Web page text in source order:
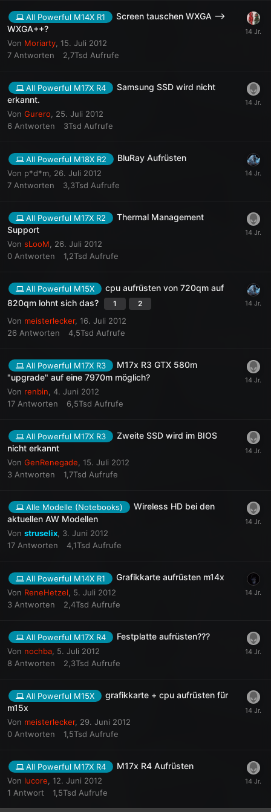
All Powerful M14X R1
Screen tauschen WXGA -->
WXGA++?
Von Moriarty 15. Juli 2012
7 Antworten 2,7Tsd Aufrufe
All Powerful M17X R4
Samsung SSD wird nicht
erkannt.
Von Gurero, 25. Juli 2012
6 Antworten 3Tsd Aufrufe
All Powerful M18X R2 BluRay Aufrüsten
Von p*d*m 26. Juli 2012
7 Antworten 3,3Tsd Aufrufe
All Powerful M17X R2
Thermal Management
Support
Von sLooM
26. Juli 2012
0 Antworten 1,2Tsd Aufrufe
All Powerful M15X
cpu aufrüsten von 720qm auf
820qm lohnt sich das?
1 2
Von meisterlecker, 16. Juli 2012
26 Antworten 4,5Tsd Aufrufe
All Powerful M17X R3
M17x R3 GTX 580m
"upgrade" auf eine 7970m möglich?
Von renbin 4. Juni 2012
17 Antworten 6,5Tsd Aufrufe
All Powerful M17X R3
Zweite SSD wird im BIOS
nicht erkannt
Von GenRenegade, 15. Juli 2012
3 Antworten 1,7Tsd Aufrufe
Alle Modelle (Notebooks)
Wireless HD bei den
aktuellen AW Modellen
Von struselix, 3. Juni 2012
17 Antworten 4,1Tsd Aufrufe
All Powerful M14X R1 Grafikkarte aufrüsten m14x
Von ReneHetzel
5. Juli 2012
3 Antworten 2,4Tsd Aufrufe
All Powerful M17X R4 Festplatte aufrüsten???
Von nochba 5. Juli 2012
8 Antworten 2,3Tsd Aufrufe
All Powerful M15X
grafikkarte + cpu aufrüsten für
m15x
Von meisterlecker, 29. Juni 2012
0 Antworten 1,5Tsd Aufrufe
All Powerful M17X R4 M17x R4 Aufrüsten
Von lucore 12. Juni 2012
1 Antwort 1,5Tsd Aufrufe